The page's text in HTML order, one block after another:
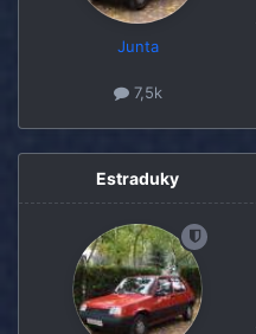
Junta
7,5k
Estraduky